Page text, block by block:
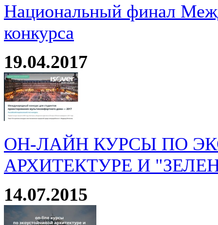
Национальный финал
конкурса
19.04.2017
ОН-ЛАЙН КУРСЫ ПО
АРХИТЕКТУРЕ И
14.07.2015